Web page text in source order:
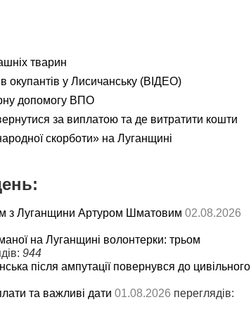
тварин
окупантів у Лисичанську (ВІДЕО)
допомогу ВПО
за виплатою та де витратити кошти
скорботи» на Луганщині
з Луганщини Артуром Шматовим 02.08.2026
на Луганщині волонтерки: трьом
944
після ампутації повернувся до цивільного
та важливі дати 01.08.2026 переглядів: